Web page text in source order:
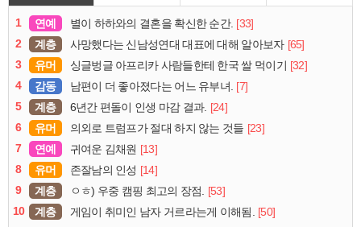
1 연예 별이 하하와의 결혼을 확신한 순간. [33]
2
계층 사망했다는 신남성연대 대표에 대해 알아보자 [65]
3
유머 싱글벙글 아프리카 사람들한테 한국 쌀 먹이기 [32]
4
감동 남편이 더 좋아졌다는 어느 유부녀. [7]
5
계층 6년간 편돌이 인생 마감 결과. [24]
6
유머 의외로 트럼프가 절대 하지 않는 것들 [23]
7
연예 귀여운 김채원 [13]
8
유머 존잘남의 인성 [14]
9
계층 ㅇㅎ) 우중 캠핑 최고의 장점.
[53]
10
계층 게임이 취미인 남자 거르라는게 이해됨. [50]